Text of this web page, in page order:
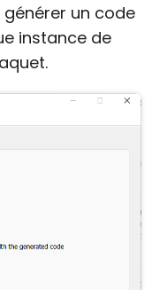
un code
instance de